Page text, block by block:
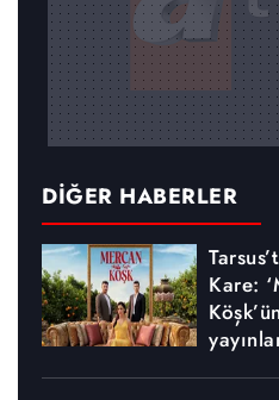
DİĞER HABERLER
Kare: